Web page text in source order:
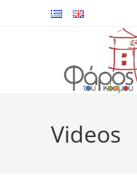
Videos